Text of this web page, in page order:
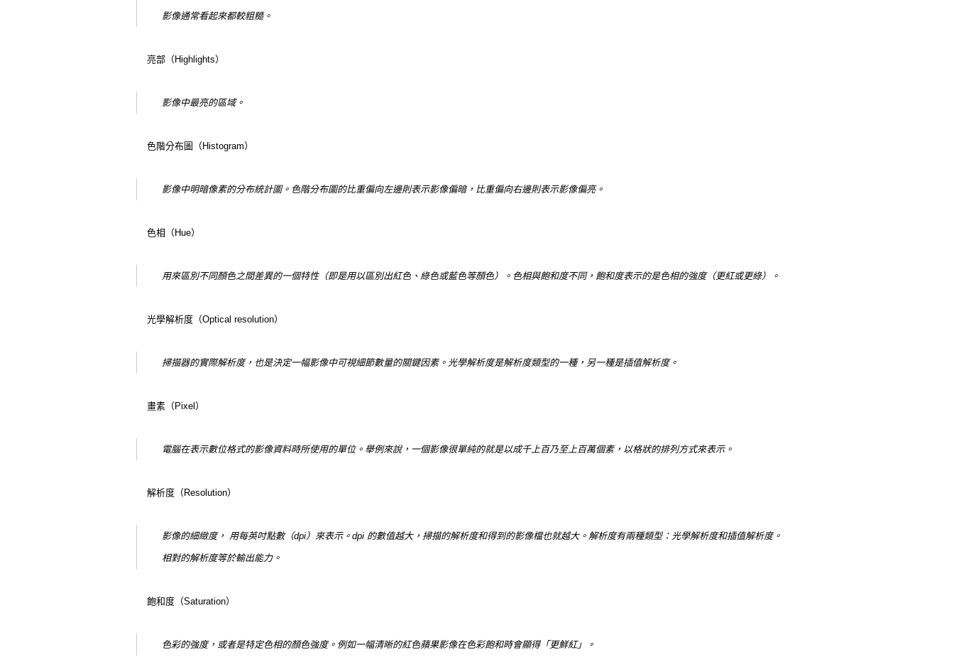
影像通常看起來都較粗糙。
亮部（Highlights）
影像中最亮的區域。
色階分布圖（Histogram）
影像中明暗像素的分布統計圖。色階分布圖的比重偏向左邊則表示影像偏暗，比重偏向右邊則表示影像偏亮。
色相（Hue）
用來區別不同顏色之間差異的一個特性（即是用以區別出紅色、綠色或藍色等顏色）。色相與飽和度不同，飽和度表示的是色相的強度（更紅或更綠）。
光學解析度（Optical resolution）
掃描器的實際解析度，也是決定一幅影像中可視細節數量的關鍵因素。光學解析度是解析度類型的一種，另一種是插值解析度。
畫素（Pixel）
電腦在表示數位格式的影像資料時所使用的單位。舉例來說，一個影像很單純的就是以成千上百乃至上百萬個素，以格狀的排列方式來表示。
解析度（Resolution）
影像的細緻度， 用每英吋點數（dpi）來表示。dpi 的數值越大，掃描的解析度和得到的影像檔也就越大。解析度有兩種類型：光學解析度和插值解析度。
相對的解析度等於輸出能力。
飽和度（Saturation）
色彩的強度，或者是特定色相的顏色強度。例如一幅清晰的紅色蘋果影像在色彩飽和時會顯得「更鮮紅」。